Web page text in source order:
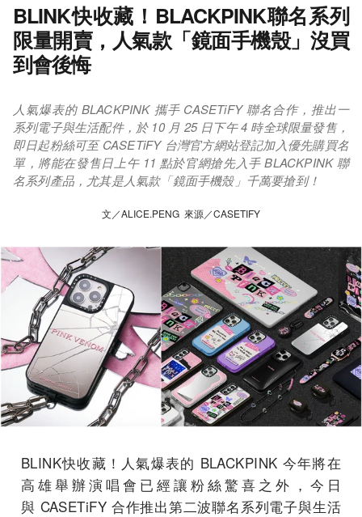
BLINK快收藏！BLACKPINK聯名系列
限量開賣，人氣款「鏡面手機殼」沒買
到會後悔
人氣爆表的 BLACKPINK 攜手 CASETiFY 聯名合作，推出一
系列電子與生活配件，於 10 月 25 日下午 4 時全球限量發售，
即日起粉絲可至 CASETiFY 台灣官方網站登記加入優先購買名
單，將能在發售日上午 11 點於官網搶先入手 BLACKPINK 聯
名系列產品，尤其是人氣款「鏡面手機殼」千萬要搶到！
文／ALICE.PENG 來源／CASETIFY
BLINK快收藏！人氣爆表的 BLACKPINK 今年將在
高雄舉辦演唱會已經讓粉絲驚喜之外，今日
與 CASETiFY 合作推出第二波聯名系列電子與生活